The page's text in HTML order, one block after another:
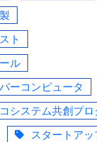
ト
ル
ーコンピュータ
システム共創プロ
スタートア